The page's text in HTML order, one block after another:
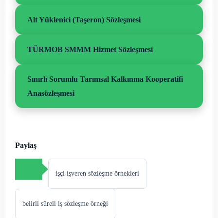
Alt Yüklenici (Taşeron) Sözleşmesi
TÜRMOB SMMM Hizmet Sözleşmesi
Sınırlı Sorumlu Tarımsal Kalkınma Kooperatifi
Anasözleşmesi
Paylaş
işçi işveren sözleşme örnekleri
belirli süreli iş sözleşme örneği